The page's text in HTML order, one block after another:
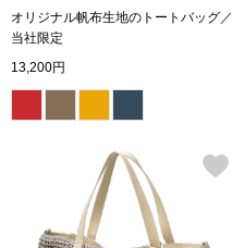
オリジナル帆布生地のトートバッグ／
当社限定
13,200円